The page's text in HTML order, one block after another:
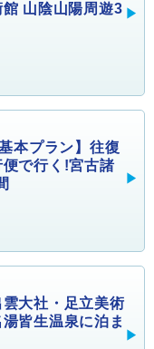
山陰山陽周遊3
本プラン】往復
で行く!宮古諸
雲大社・足立美術
皆生温泉に泊ま